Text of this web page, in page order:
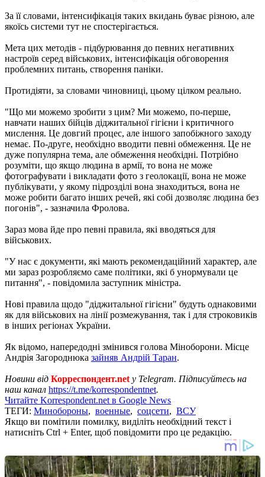
За її словами, інтенсифікація таких вкидань буває різною, але
якоїсь системи тут не спостерігається.
Мета цих методів - підбурювання до певних негативних
настроїв серед військових, інтенсифікація обговорення
проблемних питань, створення паніки.
Протидіяти, за словами чиновниці, цьому цілком реально.
"Що ми можемо зробити з цим? Ми можемо, по-перше,
навчати наших бійців діджитальної гігієни і критичного
мислення. Це довгий процес, але іншого запобіжного заходу
немає. По-друге, необхідно вводити певні обмеження. Це не
дуже популярна тема, але обмеження необхідні. Потрібно
розуміти, що якщо людина в армії, то вона не може
фотографувати і викладати фото з геолокації, вона не може
публікувати, у якому підрозділі вона знаходиться, вона не
може робити багато інших речей, які собі дозволяє людина без
погонів", - зазначила Фролова.
Зараз мова йде про певні правила, які вводяться для
військових.
"У нас є документи, які мають рекомендаційний характер, але
ми зараз розробляємо саме політики, які б унормували це
питання", - повідомила заступник міністра.
Нові правила щодо "діджитальної гігієни" будуть однаковими
як для військових на лінії розмежування, так і для строковиків
в інших регіонах України.
Як відомо, напередодні змінився голова Міноборони. Місце
Андрія Загороднюка зайняв Андрій Таран.
Новини від Корреспондент.net у Telegram. Підписуйтесь на
наш канал https://t.me/korrespondentnet.
Читайте Korrespondent.net в Google News
ТЕГИ: Минобороны, военные, соцсети, ВСУ
Якщо ви помітили помилку, виділіть необхідний текст і
натисніть Ctrl + Enter, щоб повідомити про це редакцію.